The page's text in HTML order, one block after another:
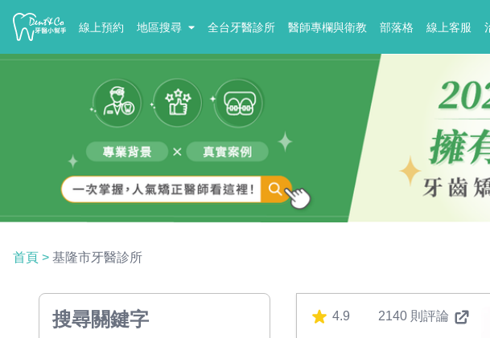
線上預約 地區搜尋 全台牙醫診所 醫師專欄與衛教 部落格 線上客服
首頁 > 基隆市牙醫診所
搜尋關鍵字 4.9 2140 則評論